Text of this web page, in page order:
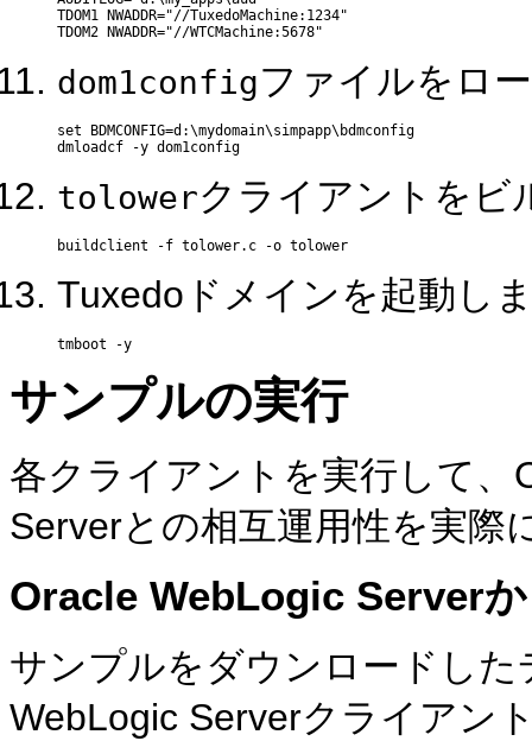
TDOM1 NWADDR="//TuxedoMachine:1234"
dom1configファイルをロ
set BDMCONFIG=d:\mydomain\simpapp\bdmconfig
tolowerクライアントをビ
Tuxedoドメインを起動し
サンプルの実行
各クライアントを実行して、
Serverとの相互運用性を実際
Oracle WebLogic Server
サンプルをダウンロードし
WebLogic Serverクライアン